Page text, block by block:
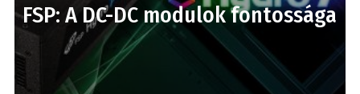
FSP: A DC-DC modulok fontossága